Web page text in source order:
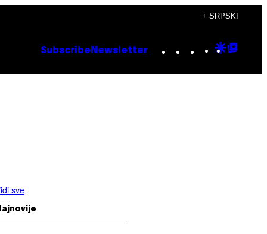
+ SRPSKI
Subscribe Newsletter Instagram
TikTok
YouTube
Google
sve